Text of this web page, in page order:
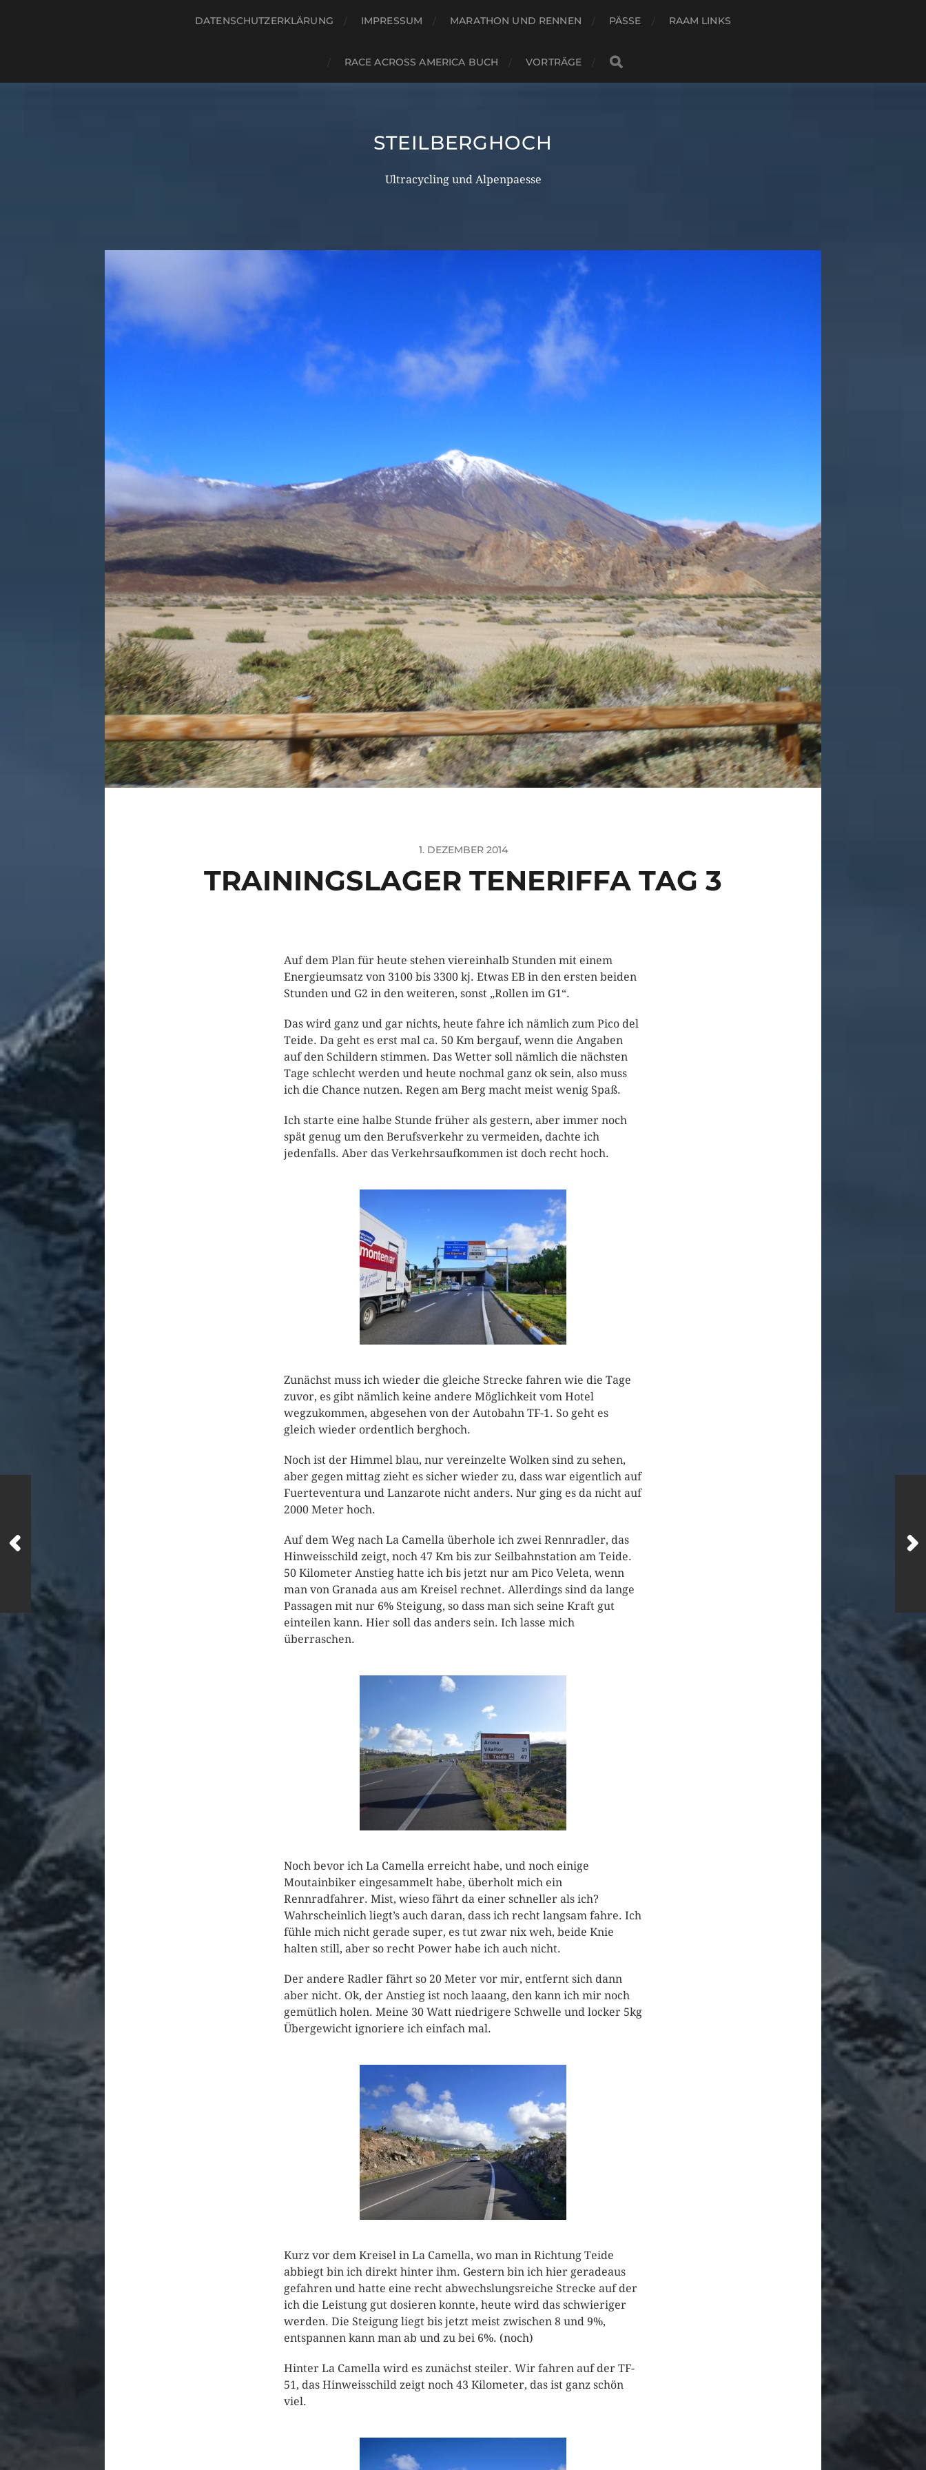
DATENSCHUTZERKLÄRUNG IMPRESSUM MARATHON UND RENNEN PÄSSE RAAM LINKS
RACE ACROSS AMERICA BUCH VORTRÄGE
STEILBERGHOCH
Ultracycling und Alpenpaesse
1. DEZEMBER 2014
TRAININGSLAGER TENERIFFA TAG 3
Auf dem Plan für heute stehen viereinhalb Stunden mit einem
Energieumsatz von 3100 bis 3300 kj. Etwas EB in den ersten beiden
Stunden und G2 in den weiteren, sonst „Rollen im G1“.
Das wird ganz und gar nichts, heute fahre ich nämlich zum Pico del
Teide. Da geht es erst mal ca. 50 Km bergauf, wenn die Angaben
auf den Schildern stimmen. Das Wetter soll nämlich die nächsten
Tage schlecht werden und heute nochmal ganz ok sein, also muss
ich die Chance nutzen. Regen am Berg macht meist wenig Spaß.
Ich starte eine halbe Stunde früher als gestern, aber immer noch
spät genug um den Berufsverkehr zu vermeiden, dachte ich
jedenfalls. Aber das Verkehrsaufkommen ist doch recht hoch.
Zunächst muss ich wieder die gleiche Strecke fahren wie die Tage
zuvor, es gibt nämlich keine andere Möglichkeit vom Hotel
wegzukommen, abgesehen von der Autobahn TF-1. So geht es
gleich wieder ordentlich berghoch.
Noch ist der Himmel blau, nur vereinzelte Wolken sind zu sehen,
aber gegen mittag zieht es sicher wieder zu, dass war eigentlich auf
Fuerteventura und Lanzarote nicht anders. Nur ging es da nicht auf
2000 Meter hoch.
Auf dem Weg nach La Camella überhole ich zwei Rennradler, das
Hinweisschild zeigt, noch 47 Km bis zur Seilbahnstation am Teide.
50 Kilometer Anstieg hatte ich bis jetzt nur am Pico Veleta, wenn
man von Granada aus am Kreisel rechnet. Allerdings sind da lange
Passagen mit nur 6% Steigung, so dass man sich seine Kraft gut
einteilen kann. Hier soll das anders sein. Ich lasse mich
überraschen.
Noch bevor ich La Camella erreicht habe, und noch einige
Moutainbiker eingesammelt habe, überholt mich ein
Rennradfahrer. Mist, wieso fährt da einer schneller als ich?
Wahrscheinlich liegt’s auch daran, dass ich recht langsam fahre. Ich
fühle mich nicht gerade super, es tut zwar nix weh, beide Knie
halten still, aber so recht Power habe ich auch nicht.
Der andere Radler fährt so 20 Meter vor mir, entfernt sich dann
aber nicht. Ok, der Anstieg ist noch laaang, den kann ich mir noch
gemütlich holen. Meine 30 Watt niedrigere Schwelle und locker 5kg
Übergewicht ignoriere ich einfach mal.
Kurz vor dem Kreisel in La Camella, wo man in Richtung Teide
abbiegt bin ich direkt hinter ihm. Gestern bin ich hier geradeaus
gefahren und hatte eine recht abwechslungsreiche Strecke auf der
ich die Leistung gut dosieren konnte, heute wird das schwieriger
werden. Die Steigung liegt bis jetzt meist zwischen 8 und 9%,
entspannen kann man ab und zu bei 6%. (noch)
Hinter La Camella wird es zunächst steiler. Wir fahren auf der TF-
51, das Hinweisschild zeigt noch 43 Kilometer, das ist ganz schön
viel.